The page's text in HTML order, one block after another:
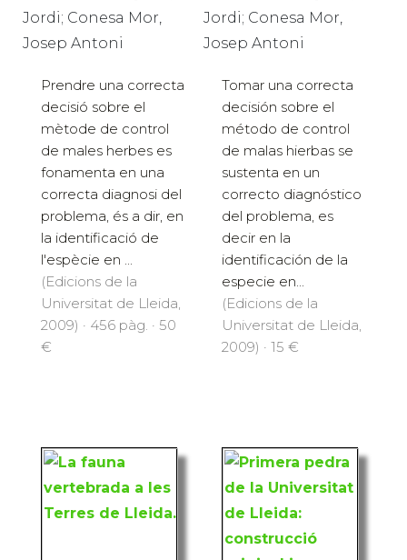
Jordi; Conesa Mor,
Josep Antoni
Prendre una correcta
decisió sobre el
mètode de control
de males herbes es
fonamenta en una
correcta diagnosi del
problema, és a dir, en
la identificació de
l'espècie en ...
(Edicions de la
Universitat de Lleida,
2009) · 456 pàg. · 50
€
Jordi; Conesa Mor,
Josep Antoni
Tomar una correcta
decisión sobre el
método de control
de malas hierbas se
sustenta en un
correcto diagnóstico
del problema, es
decir en la
identificación de la
especie en...
(Edicions de la
Universitat de Lleida,
2009) · 15 €